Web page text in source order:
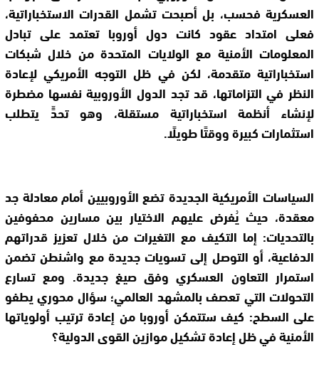
العسكرية فحسب، بل أصبحت تشمل القدرات الاستخباراتية،
فعلى امتداد عقود كانت دول أوروبا تعتمد على تبادل
المعلومات الأمنية مع الولايات المتحدة من خلال شبكات
استخباراتية متقدمة، لكن في ظل التوجه الأمريكي لإعادة
النظر في التزاماتها، قد تجد الدول الأوروبية نفسها مضطرة
لإنشاء أنظمة استخباراتية مستقلة، وهو تحدٍّ يتطلب
استثمارات كبيرة ووقتًا طويلًا.
السياسات الأمريكية الجديدة تضع الأوروبيين أمام معادلة جد
معقدة، حيث يُفرض عليهم الاختيار بين مسارين محفوفين
بالتحديات: إما التكيف مع التغيرات من خلال تعزيز قدراتهم
الدفاعية، أو التوصل إلى تسويات جديدة مع واشنطن تضمن
استمرار التعاون العسكري وفق صيغ جديدة. ومع تسارع
التحولات التي تعصف بالمشهد العالمي؛ سؤال محوري يطفو
على السطح: كيف ستتمكن أوروبا من إعادة ترتيب أولوياتها
الأمنية في ظل إعادة تشكيل موازين القوى الدولية؟